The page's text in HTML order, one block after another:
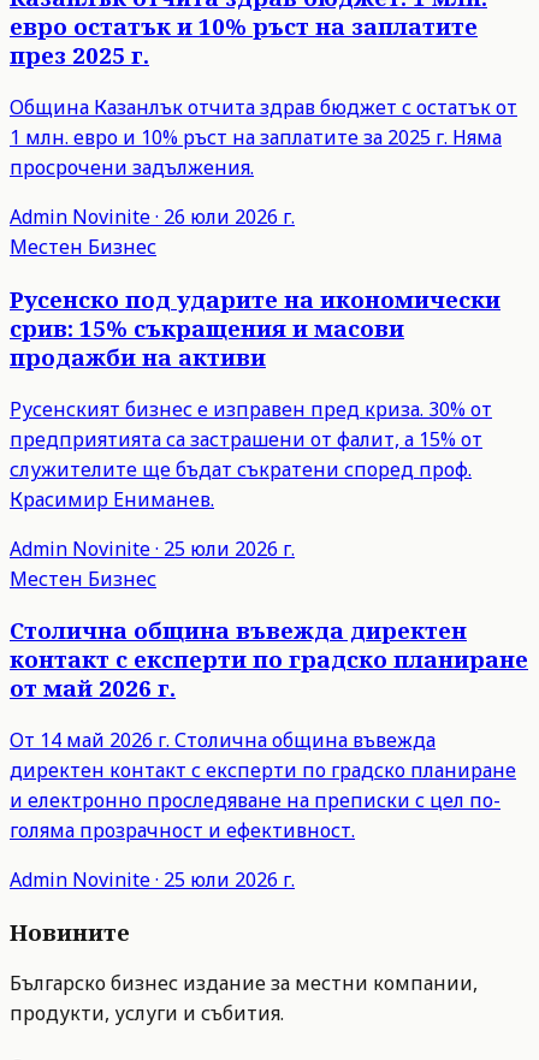
евро остатък и 10% ръст на заплатите
през 2025 г.
Община Казанлък отчита здрав бюджет с остатък от
1 млн. евро и 10% ръст на заплатите за 2025 г. Няма
просрочени задължения.
Admin Novinite· 26 юли 2026 г.
Местен Бизнес
Русенско под ударите на икономически
срив: 15% съкращения и масови
продажби на активи
Русенският бизнес е изправен пред криза. 30% от
предприятията са застрашени от фалит, а 15% от
служителите ще бъдат съкратени според проф.
Красимир Ениманев.
Admin Novinite· 25 юли 2026 г.
Местен Бизнес
Столична община въвежда директен
контакт с експерти по градско планиране
от май 2026 г.
От 14 май 2026 г. Столична община въвежда
директен контакт с експерти по градско планиране
и електронно проследяване на преписки с цел по-
голяма прозрачност и ефективност.
Admin Novinite· 25 юли 2026 г.
Новините
Българско бизнес издание за местни компании,
продукти, услуги и събития.